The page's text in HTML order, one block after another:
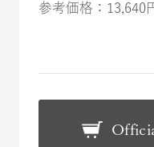
参考価格：13,640